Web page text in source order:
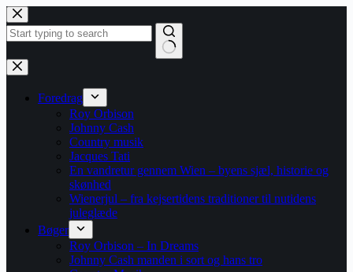
Fortsæt
til
indhold
Ingen
resultater
Foredrag
Roy Orbison
Johnny Cash
Country musik
Jacques Tati
En vandretur gennem Wien – byens sjæl, historie og
skønhed
Wienerjul – fra kejsertidens traditioner til nutidens
juleglæde
Bøger
Roy Orbison – In Dreams
Johnny Cash manden i sort og hans tro